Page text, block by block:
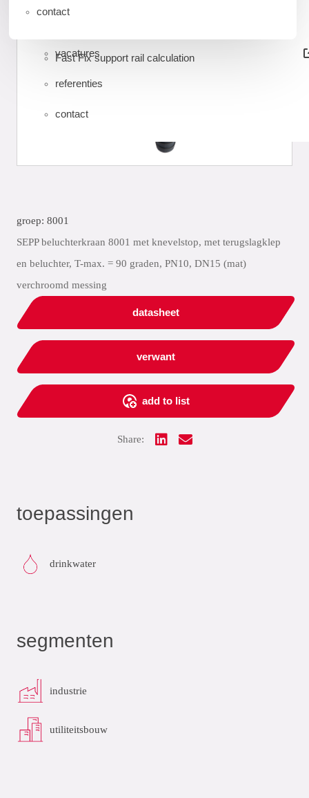
contact
Fast Fix support rail calculation
vacatures
referenties
contact
groep: 8001
SEPP beluchterkraan 8001 met knevelstop, met terugslagklep
en beluchter, T-max. = 90 graden, PN10, DN15 (mat)
verchroomd messing
datasheet
verwant
add to list
Share:
toepassingen
drinkwater
segmenten
industrie
utiliteitsbouw